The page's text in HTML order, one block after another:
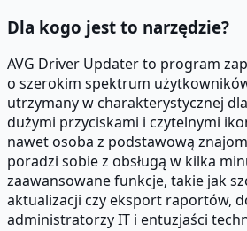
Dla kogo jest to narzędzie?
AVG Driver Updater to program
o szerokim spektrum
utrzymany w charakterystycznej
dużymi przyciskami i czytelnymi
nawet osoba z podstawową
poradzi sobie z obsługą w kilka
zaawansowane funkcje, takie jak
aktualizacji czy eksport raportów,
administratorzy IT i entuzjaści